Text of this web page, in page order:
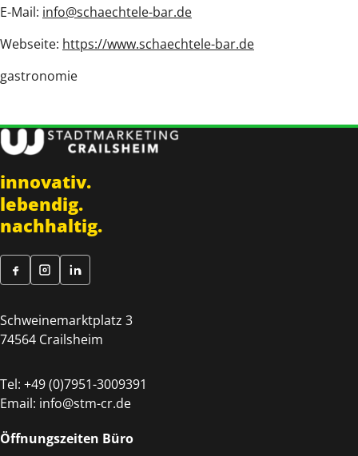
E-Mail: info@schaechtele-bar.de
Webseite: https://www.schaechtele-bar.de
gastronomie
innovativ.
lebendig.
nachhaltig.
Schweinemarktplatz 3
74564 Crailsheim
Tel: +49 (0)7951-3009391
Email: info@stm-cr.de
Öffnungszeiten Büro